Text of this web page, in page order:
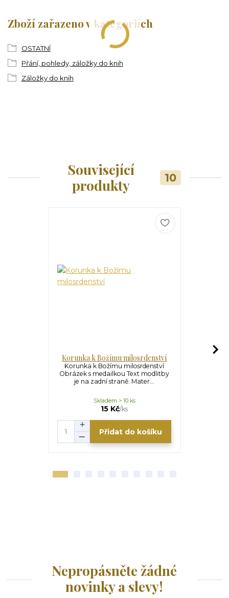
Zboží zařazeno v kategoriích
OSTATNÍ
Přání, pohledy, záložky do knih
Záložky do knih
Související
produkty
10
Korunka k Božímu milosrdenství
Korunka k Božímu milosrdenství
Obrázek s medailkou Text modlitby
je na zadní straně. Mater...
15 Kč/ks
Skladem > 10 ks
Přidat do košíku
Nepropásněte žádné
novinky a slevy!